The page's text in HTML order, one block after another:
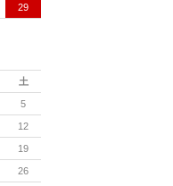
29
土
5
12
19
26